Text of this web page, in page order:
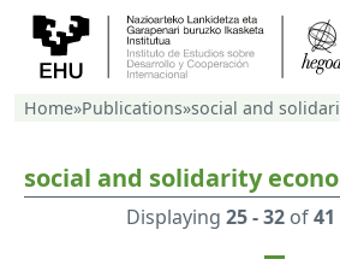
Home»Publications»social and
social and solidarity
Displaying 25 - 32of41